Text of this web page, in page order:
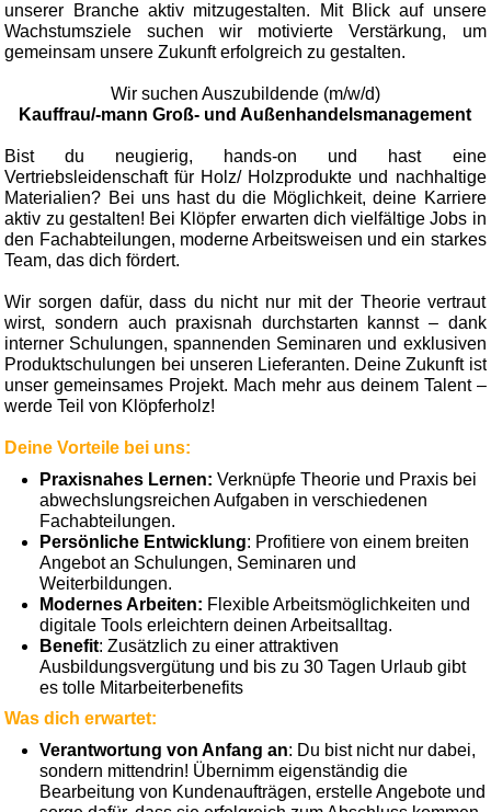
unserer Branche aktiv mitzugestalten. Mit Blick auf unsere
Wachstumsziele suchen wir motivierte Verstärkung, um
gemeinsam unsere Zukunft erfolgreich zu gestalten.
Wir suchen Auszubildende (m/w/d)
Kauffrau/-mann Groß- und Außenhandelsmanagement
Bist du neugierig, hands-on und hast eine
Vertriebsleidenschaft für Holz/ Holzprodukte und nachhaltige
Materialien? Bei uns hast du die Möglichkeit, deine Karriere
aktiv zu gestalten! Bei Klöpfer erwarten dich vielfältige Jobs in
den Fachabteilungen, moderne Arbeitsweisen und ein starkes
Team, das dich fördert.
Wir sorgen dafür, dass du nicht nur mit der Theorie vertraut
wirst, sondern auch praxisnah durchstarten kannst – dank
interner Schulungen, spannenden Seminaren und exklusiven
Produktschulungen bei unseren Lieferanten. Deine Zukunft ist
unser gemeinsames Projekt. Mach mehr aus deinem Talent –
werde Teil von Klöpferholz!
Deine Vorteile bei uns:
Praxisnahes Lernen: Verknüpfe Theorie und Praxis bei
abwechslungsreichen Aufgaben in verschiedenen
Fachabteilungen.
Persönliche Entwicklung: Profitiere von einem breiten
Angebot an Schulungen, Seminaren und
Weiterbildungen.
Modernes Arbeiten: Flexible Arbeitsmöglichkeiten und
digitale Tools erleichtern deinen Arbeitsalltag.
Benefit: Zusätzlich zu einer attraktiven
Ausbildungsvergütung und bis zu 30 Tagen Urlaub gibt
es tolle Mitarbeiterbenefits
Was dich erwartet:
Verantwortung von Anfang an: Du bist nicht nur dabei,
sondern mittendrin! Übernimm eigenständig die
Bearbeitung von Kundenaufträgen, erstelle Angebote und